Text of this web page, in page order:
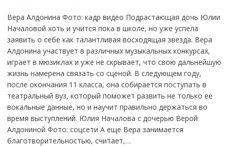
Вера Алдонина Фото: кадр видео Подрастающая дочь Юлии
Началовой хоть и учится пока в школе, но уже успела
заявить о себе как талантливая восходящая звезда. Вера
Алдонина участвует в различных музыкальных конкурсах,
играет в мюзиклах и уже не скрывает, что свою дальнейшую
жизнь намерена связать со сценой. В следующем году,
после окончания 11 класса, она собирается поступать в
театральный вуз, который поможет развить не только ее
вокальные данные, но и научит правильно держаться во
время выступлений. Юлия Началова с дочерью Верой
Алдониной Фото: соцсети А еще Вера занимается
благотворительностью, считает,…